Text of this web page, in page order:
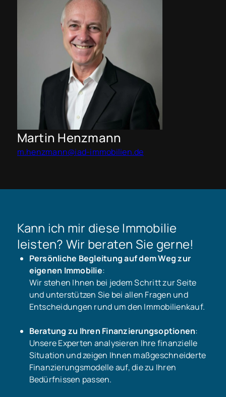
Martin Henzmann
m.henzmann@iad-immobilien.de
Kann ich mir diese Immobilie
leisten? Wir beraten Sie gerne!
Persönliche Begleitung auf dem Weg zur
eigenen Immobilie:
Wir stehen Ihnen bei jedem Schritt zur Seite
und unterstützen Sie bei allen Fragen und
Entscheidungen rund um den Immobilienkauf.
Beratung zu Ihren Finanzierungsoptionen:
Unsere Experten analysieren Ihre finanzielle
Situation und zeigen Ihnen maßgeschneiderte
Finanzierungsmodelle auf, die zu Ihren
Bedürfnissen passen.